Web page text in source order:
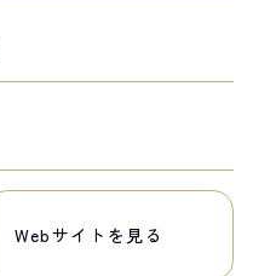
Webサイトを見る